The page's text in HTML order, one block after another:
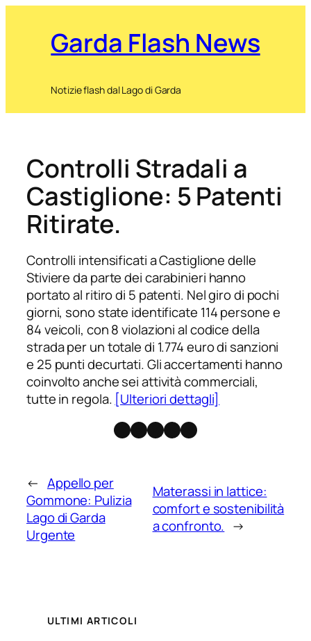
Garda Flash News
Notizie flash dal Lago di Garda
Controlli Stradali a
Castiglione: 5 Patenti
Ritirate.
Controlli intensificati a Castiglione delle
Stiviere da parte dei carabinieri hanno
portato al ritiro di 5 patenti. Nel giro di pochi
giorni, sono state identificate 114 persone e
84 veicoli, con 8 violazioni al codice della
strada per un totale di 1.774 euro di sanzioni
e 25 punti decurtati. Gli accertamenti hanno
coinvolto anche sei attività commerciali,
tutte in regola. [Ulteriori dettagli]
Facebook
Instagram
X Threads
Telegram
← Appello per
Gommone: Pulizia
Lago di Garda
Urgente
Materassi in lattice:
comfort e sostenibilità
a confronto. →
ULTIMI ARTICOLI